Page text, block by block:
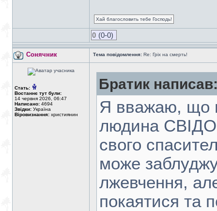
Хай благословить тебе Господь!
0 (0-0)
Сонячник Тема повідомлення: Re: Гріх на смерть!
Стать:
Востаннє тут були:
14 червня 2026, 06:47
Написано: 4694
Звідки: Україна
Віровизнання: християнин
Братик
Я вважаю, що
людина
свого
може
лжевчення,
покаятися та